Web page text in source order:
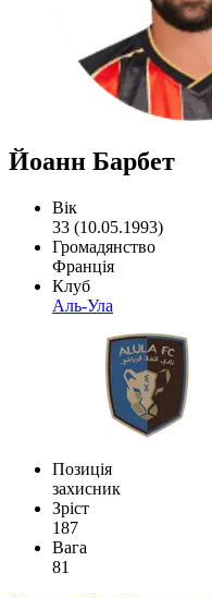
Йоанн Барбет
Вік
33 (10.05.1993)
Громадянство
Франція
Клуб
Аль-Ула
Позиція
захисник
Зріст
187
Вага
81